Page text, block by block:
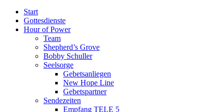
Start
Gottesdienste
Hour of Power
Team
Shepherd’s Grove
Bobby Schuller
Seelsorge
Gebetsanliegen
New Hope Line
Gebetspartner
Sendezeiten
Empfang TELE 5